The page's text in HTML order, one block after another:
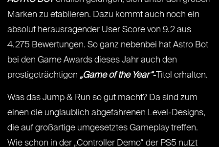
Marken zu etablieren. Dazu kommt auch noch ein
absolut herausragender User Score von 9.2 aus
4.275 Bewertungen. So ganz nebenbei hat Astro Bot
bei den Game Awards dieses Jahr auch den
prestigeträchtigen „Game of the Year“-Titel erhalten.
Was das Jump & Run so gut macht? Da sind zum
einen die unglaublich abgefahrenen Level-Designs,
die auf großartige umgesetztes Gameplay treffen.
Wie schon in der „Controller Demo“ der PS5 nutzt